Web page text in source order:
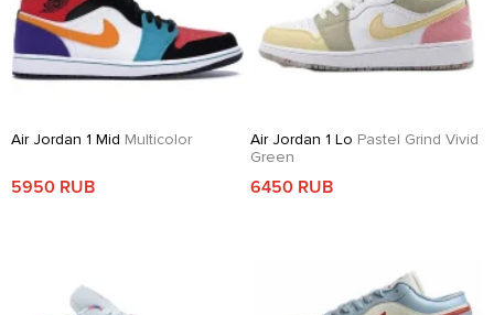
Air Jordan 1 Mid Multicolor
5950 RUB
Air Jordan 1 Lo Pastel Grind Vivid
Green
6450 RUB